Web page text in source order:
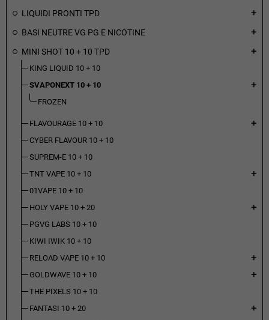
LIQUIDI PRONTI TPD add
BASI NEUTRE VG PG E NICOTINE add
MINI SHOT 10 + 10 TPD add
KING LIQUID 10 + 10
SVAPONEXT 10 + 10
add
FROZEN
FLAVOURAGE 10 + 10 add
CYBER FLAVOUR 10 + 10
SUPREM-E 10 + 10
TNT VAPE 10 + 10
add
01VAPE 10 + 10
HOLY VAPE 10 + 20
add
PGVG LABS 10 + 10
KIWI IWIK 10 + 10
RELOAD VAPE 10 + 10
add
GOLDWAVE 10 + 10 add
THE PIXELS 10 + 10
FANTASI 10 + 20
add